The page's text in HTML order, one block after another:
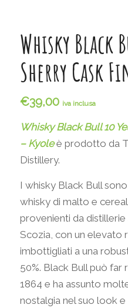
Whisky Black
Sherry Cask
€39,00 iva inclusa
Whisky Black Bull 10
– Kyoleè prodotto da
Distillery.
I whisky Black Bull
whisky di malto e
provenienti da
Scozia, con un
imbottigliati a una
50%. Black Bull può far
1864 e ha assunto
nostalgia nel suo look